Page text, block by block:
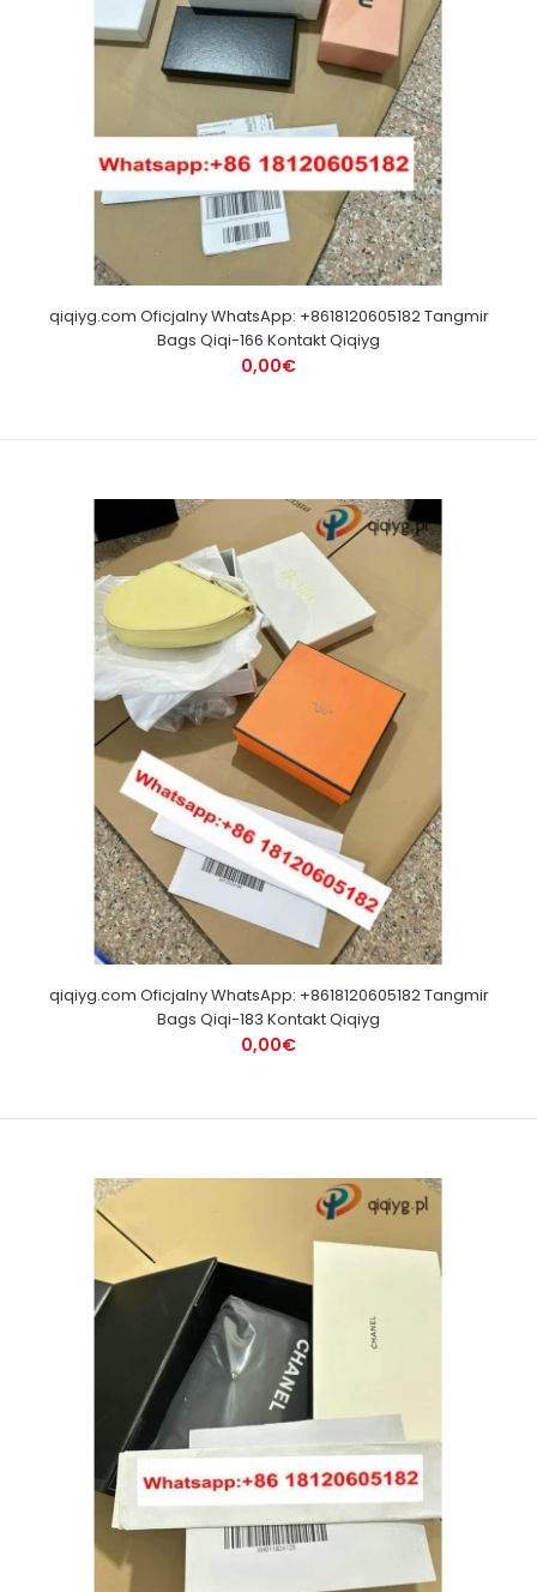
qiqiyg.com Oficjalny WhatsApp: +8618120605182 Tangmir
Bags Qiqi-166 Kontakt Qiqiyg
0,00€
qiqiyg.com Oficjalny WhatsApp: +8618120605182 Tangmir
Bags Qiqi-183 Kontakt Qiqiyg
0,00€